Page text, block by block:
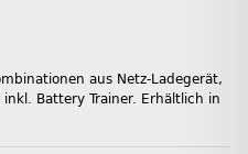
aus Netz-Ladegerät,
inkl. Battery Trainer. Erhältlich in